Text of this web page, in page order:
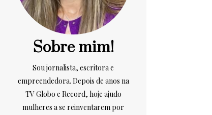
Sobre mim!
Sou jornalista, escritora e
empreendedora. Depois de anos na
TV Globo e Record, hoje ajudo
mulheres a se reinventarem por